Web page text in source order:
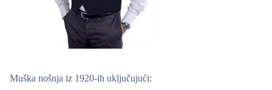
Muška nošnja iz 1920-ih uključujući: